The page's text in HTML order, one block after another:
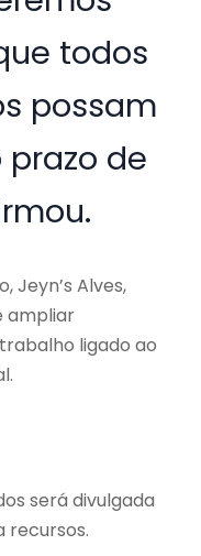
todos
possam
de
Jeyn’s Alves,
ampliar
ligado ao
será divulgada
recursos.